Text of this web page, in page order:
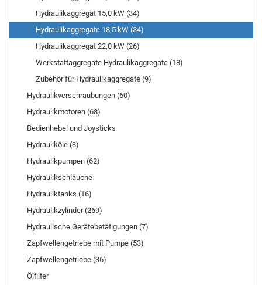
Hydraulikaggregat 15,0 kW (34)
Hydraulikaggregate 18,5 kW (34)
Hydraulikaggregat 22,0 kW (26)
Werkstattaggregate Hydraulikaggregate (18)
Zubehör für Hydraulikaggregate (9)
Hydraulikverschraubungen (60)
Hydraulikmotoren (68)
Bedienhebel und Joysticks
Hydrauliköle (3)
Hydraulikpumpen (62)
Hydraulikschläuche
Hydrauliktanks (16)
Hydraulikzylinder (269)
Hydraulische Gerätebetätigungen (7)
Zapfwellengetriebe mit Pumpe (53)
Zapfwellengetriebe (36)
Ölfilter